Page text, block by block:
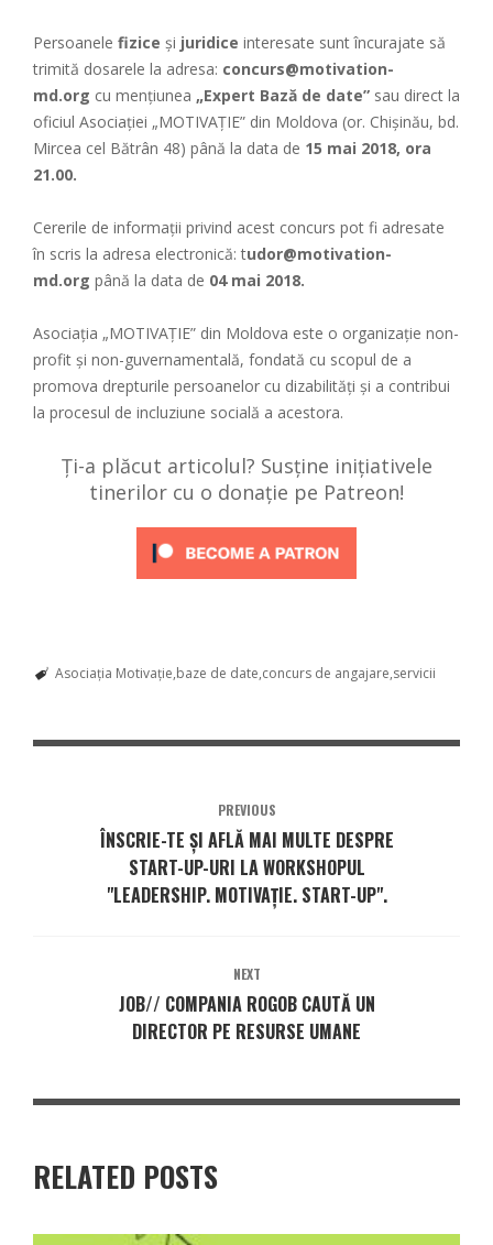
Persoanele fizice și juridice interesate sunt încurajate să
trimită dosarele la adresa: concurs@motivation-
md.org cu mențiunea „Expert Bază de date” sau direct la
oficiul Asociației „MOTIVAȚIE” din Moldova (or. Chișinău, bd.
Mircea cel Bătrân 48) până la data de 15 mai 2018, ora
21.00.
Cererile de informații privind acest concurs pot fi adresate
în scris la adresa electronică: tudor@motivation-
md.org până la data de 04 mai 2018.
Asociaţia „MOTIVAŢIE” din Moldova este o organizație non-
profit și non-guvernamentală, fondată cu scopul de a
promova drepturile persoanelor cu dizabilități și a contribui
la procesul de incluziune socială a acestora.
Ți-a plăcut articolul? Susține inițiativele
tinerilor cu o donație pe Patreon!
Asociația Motivație baze de date concurs de angajare servicii
PREVIOUS
ÎNSCRIE-TE ŞI AFLĂ MAI MULTE DESPRE
START-UP-URI LA WORKSHOPUL
"LEADERSHIP. MOTIVAŢIE. START-UP".
NEXT
JOB// COMPANIA ROGOB CAUTĂ UN
DIRECTOR PE RESURSE UMANE
RELATED POSTS